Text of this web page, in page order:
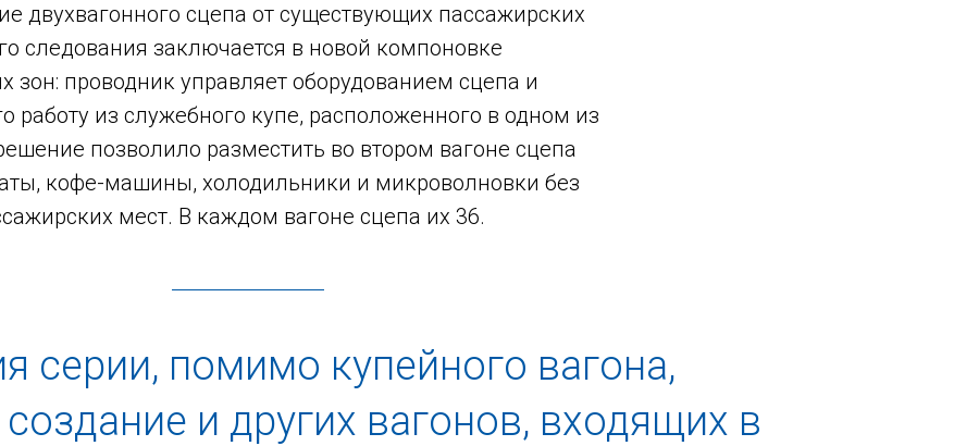
двухвагонного сцепа от существующих пассажирских
следования заключается в новой компоновке
зон: проводник управляет оборудованием сцепа и
работу из служебного купе, расположенного в одном из
позволило разместить во втором вагоне сцепа
кофе-машины, холодильники и микроволновки без
мест. В каждом вагоне сцепа их 36.
серии, помимо купейного вагона,
и других вагонов, входящих в